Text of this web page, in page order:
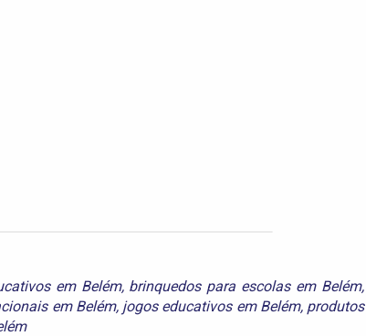
em Belém, brinquedos para escolas em Belém,
em Belém, jogos educativos em Belém, produtos